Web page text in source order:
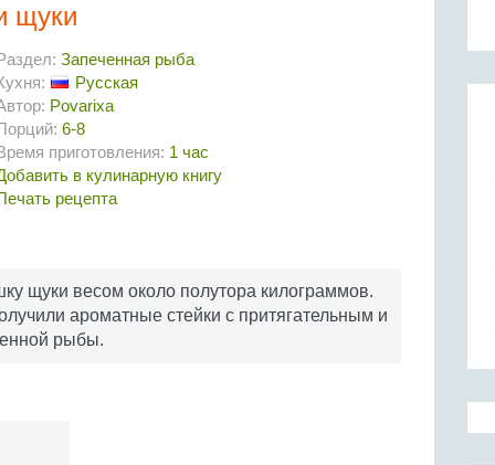
щуки
Запеченная рыба
Русская
Povarixa
6-8
приготовления: 1 час
в кулинарную книгу
рецепта
щуки весом около полутора килограммов.
ароматные стейки с притягательным и
рыбы.